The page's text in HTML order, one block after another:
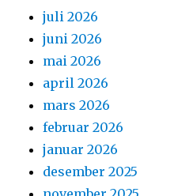
juli 2026
juni 2026
mai 2026
april 2026
mars 2026
februar 2026
januar 2026
desember 2025